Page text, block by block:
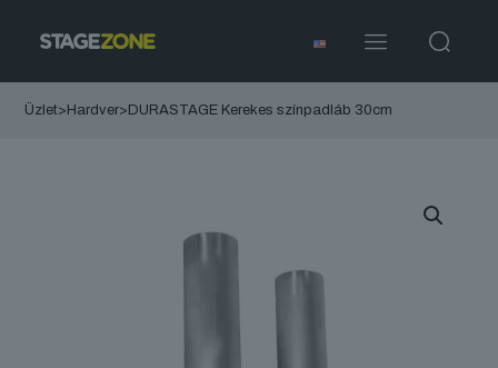
Üzlet> Hardver> DURASTAGE Kerekes színpadláb 30cm